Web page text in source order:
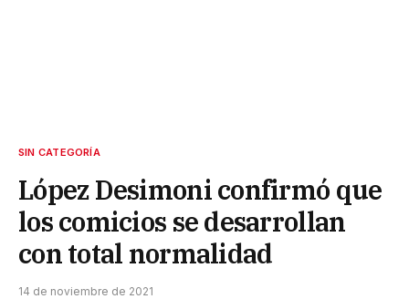
SIN CATEGORÍA
López Desimoni confirmó que
los comicios se desarrollan
con total normalidad
14 de noviembre de 2021